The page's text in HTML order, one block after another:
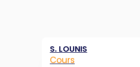
S. LOUNIS
Cours